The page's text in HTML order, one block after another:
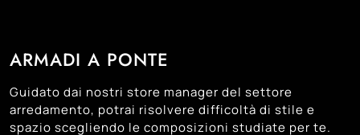
Montebelluna
Trento
Treviso 143
ARMADI A PONTE
Guidato dai nostri store manager del settore
arredamento, potrai risolvere difficoltà di stile e
spazio scegliendo le composizioni studiate per te.